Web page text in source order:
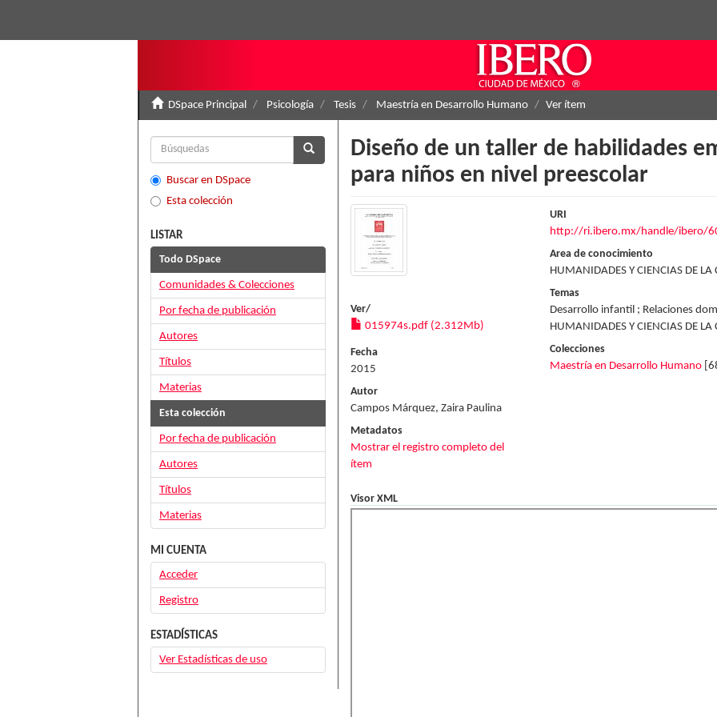
DSpace Principal Psicología Tesis Maestría en Desarrollo Humano Ver ítem
Diseño de un taller de habilidades
para niños en nivel preescolar
Ver/
015974s.pdf (2.312Mb)
Fecha
2015
Autor
Campos Márquez, Zaira Paulina
Metadatos
Mostrar el registro completo del
ítem
URI
http://ri.ibero.mx/handle/ibero/
Area de conocimiento
HUMANIDADES Y CIENCIAS DE LA
Temas
Desarrollo infantil ; Relaciones
HUMANIDADES Y CIENCIAS DE LA
Colecciones
Maestría en Desarrollo Humano
Visor XML
Buscar en DSpace
Esta colección
LISTAR
Todo DSpace
Comunidades & Colecciones
Por fecha de publicación
Autores
Títulos
Materias
Esta colección
Por fecha de publicación
Autores
Títulos
Materias
MI CUENTA
Acceder
Registro
ESTADÍSTICAS
Ver Estadísticas de uso